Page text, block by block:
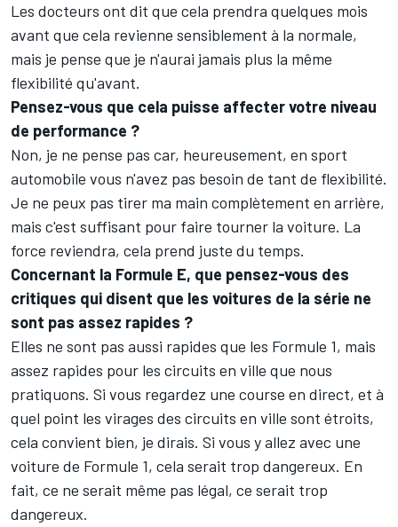
Les docteurs ont dit que cela prendra quelques mois
avant que cela revienne sensiblement à la normale,
mais je pense que je n'aurai jamais plus la même
flexibilité qu'avant.
Pensez-vous que cela puisse affecter votre niveau
de performance ?
Non, je ne pense pas car, heureusement, en sport
automobile vous n'avez pas besoin de tant de flexibilité.
Je ne peux pas tirer ma main complètement en arrière,
mais c'est suffisant pour faire tourner la voiture. La
force reviendra, cela prend juste du temps.
Concernant la Formule E, que pensez-vous des
critiques qui disent que les voitures de la série ne
sont pas assez rapides ?
Elles ne sont pas aussi rapides que les Formule 1, mais
assez rapides pour les circuits en ville que nous
pratiquons. Si vous regardez une course en direct, et à
quel point les virages des circuits en ville sont étroits,
cela convient bien, je dirais. Si vous y allez avec une
voiture de Formule 1, cela serait trop dangereux. En
fait, ce ne serait même pas légal, ce serait trop
dangereux.